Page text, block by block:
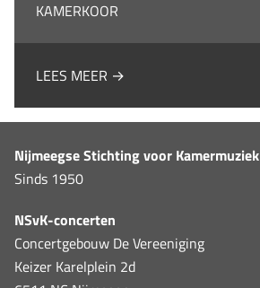
KAMERKOOR
LEES MEER →
Nijmeegse Stichting voor Kamermuziek
Sinds 1950
NSvK-concerten
Concertgebouw De Vereeniging
Keizer Karelplein 2d